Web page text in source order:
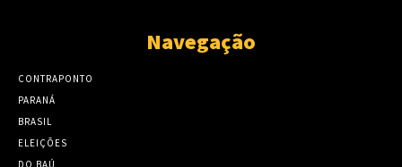
Navegação
CONTRAPONTO
PARANÁ
BRASIL
ELEIÇÕES